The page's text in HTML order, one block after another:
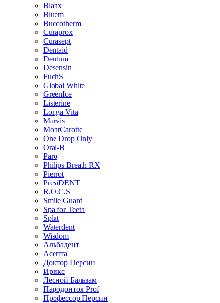
Blanx
Bluem
Buccotherm
Curaprox
Curasept
Dentaid
Dentum
Desensin
FuchS
Global White
GreenIce
Listerine
Longa Vita
Marvis
MontCarotte
One Drop Only
Oral-B
Paro
Philips Breath RX
Pierrot
PresiDENT
R.O.C.S
Smile Guard
Spa for Teeth
Splat
Waterdent
Wisdom
Альбадент
Асепта
Доктор Персин
Ирикс
Лесной Бальзам
Пародонтол Prof
Профессор Персин